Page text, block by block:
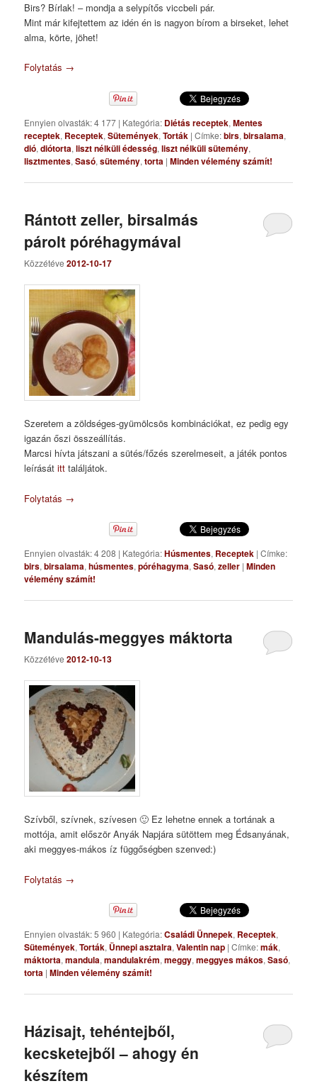
Birs? Bírlak! – mondja a selypítős viccbeli pár.
Mint már kifejtettem az idén én is nagyon bírom a birseket, lehet
alma, körte, jöhet!
Folytatás →
Ennyien olvasták: 4 177 | Kategória: Diétás receptek,Mentes
receptek, Receptek,Sütemények,Torták |Címke:birs,birsalama,
dió,diótorta,liszt nélküli édesség,liszt nélküli sütemény,
lisztmentes,Sasó,sütemény,torta |Minden vélemény számít!
Rántott zeller, birsalmás
párolt póréhagymával
Közzétéve2012-10-17
Szeretem a zöldséges-gyümölcsös kombinációkat, ez pedig egy
igazán őszi összeállítás.
Marcsi hívta játszani a sütés/főzés szerelmeseit, a játék pontos
leírásátitt találjátok.
Folytatás →
Ennyien olvasták: 4 208 | Kategória:Húsmentes, Receptek |Címke:
birs,birsalama,húsmentes,póréhagyma,Sasó,zeller |Minden
vélemény számít!
Mandulás-meggyes máktorta
Közzétéve2012-10-13
Szívből, szívnek, szívesen 🙂 Ez lehetne ennek a tortának a
mottója, amit először Anyák Napjára sütöttem meg Édsanyának,
aki meggyes-mákos íz függőségben szenved:)
Folytatás →
Ennyien olvasták: 5 960 | Kategória:Családi Ünnepek, Receptek,
Sütemények,Torták, Ünnepi asztalra,Valentin nap |Címke:mák,
máktorta,mandula,mandulakrém,meggy,meggyes mákos,Sasó,
torta |Minden vélemény számít!
Házisajt, tehéntejből,
kecsketejből – ahogy én
készítem